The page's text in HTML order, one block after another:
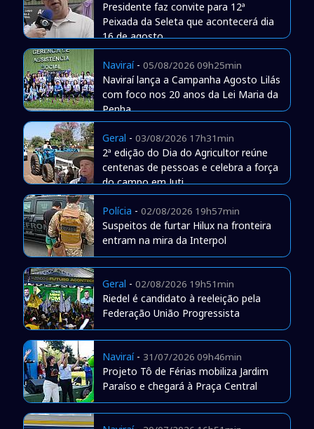
Presidente faz convite para 12ª
Peixada da Seleta que acontecerá dia
16 de agosto
Naviraí- 05/08/2026 09h25min
Naviraí lança a Campanha Agosto Lilás
com foco nos 20 anos da Lei Maria da
Penha
Geral - 03/08/2026 17h31min
2ª edição do Dia do Agricultor reúne
centenas de pessoas e celebra a força
do campo em Juti
Polícia - 02/08/2026 19h57min
Suspeitos de furtar Hilux na fronteira
entram na mira da Interpol
Geral - 02/08/2026 19h51min
Riedel é candidato à reeleição pela
Federação União Progressista
Naviraí- 31/07/2026 09h46min
Projeto Tô de Férias mobiliza Jardim
Paraíso e chegará à Praça Central